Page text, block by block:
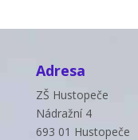
Adresa
ZŠ Hustopeče
Nádražní 4
693 01 Hustopeče